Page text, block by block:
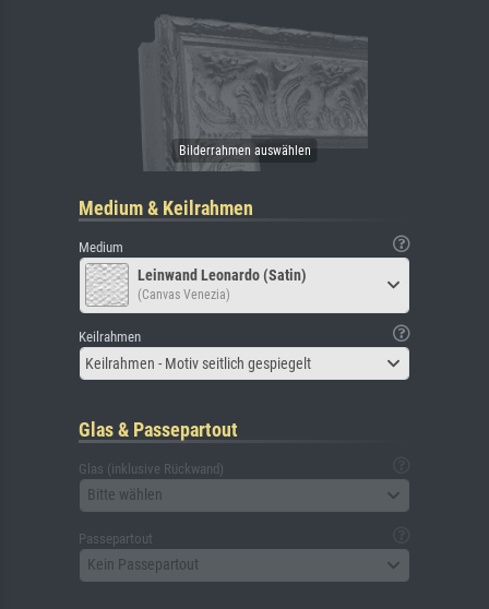
Medium & Keilrahmen
Medium
Leinwand Leonardo (Satin)
(Canvas Venezia)
Keilrahmen
Keilrahmen - Motiv seitlich gespiegelt
Glas & Passepartout
Glas (inklusive Rückwand)
Bitte wählen
Passepartout
Kein Passepartout